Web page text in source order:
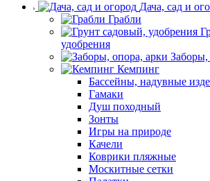
Дача, сад и
Грабли
удобрения
Заборы,
Кемпинг
Бассейны, надувные
Гамаки
Душ походный
Зонты
Игры на природе
Качели
Коврики пляжные
Москитные сетки